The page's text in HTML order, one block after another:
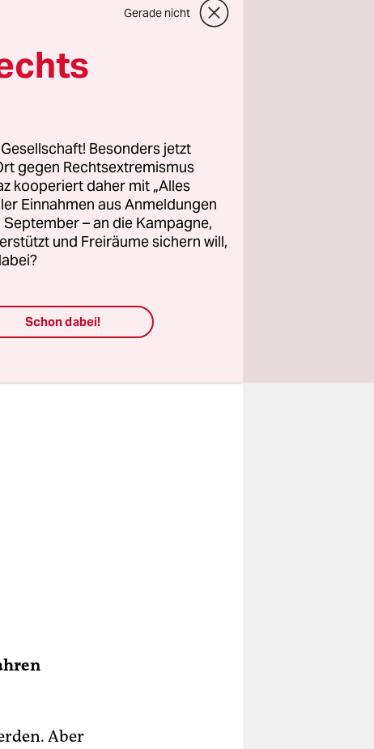
ein
mit
heutigen
und
davon
Aber
Gerade nicht
Besonders jetzt
gegen Rechtsextremismus
kooperiert daher mit „Alles
Einnahmen aus Anmeldungen
– an die Kampagne,
und Freiräume sichern will,
Schon dabei!